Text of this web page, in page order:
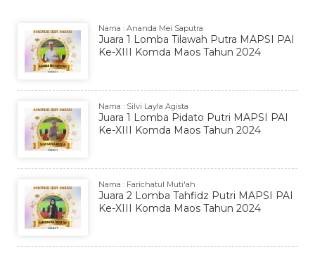
Nama : Ananda Mei Saputra
Juara 1 Lomba Tilawah Putra MAPSI PAI
Ke-XIII Komda Maos Tahun 2024
Nama : Silvi Layla Agista
Juara 1 Lomba Pidato Putri MAPSI PAI
Ke-XIII Komda Maos Tahun 2024
Nama : Farichatul Muti'ah
Juara 2 Lomba Tahfidz Putri MAPSI PAI
Ke-XIII Komda Maos Tahun 2024